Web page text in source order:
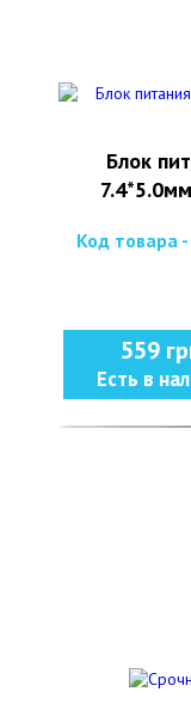
Блок
Код товара
559
Есть в